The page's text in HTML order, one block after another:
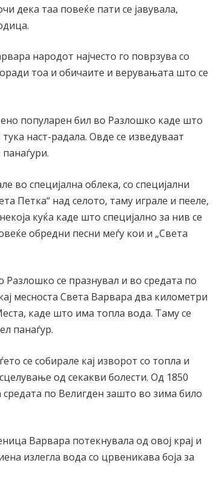
дека таа повеќе пати се јавувала,
народот најчесто го поврзува со
тоа и обичаите и верувањата што се
популарен бил во Разлошко каде што
наст-радала. Овде се изведуваат
во специјална облека, со специјални
Петка“ над селото, таму играле и пееле,
куќа каде што специјално за нив се
обредни песни меѓу кои и „Света
се празнувал и во средата по
месноста Света Варвара два километри
каде што има топла вода. Таму се
панаѓур.
се собирале кај изворот со топла и
од секакви болести. Од 1850
по Велигден зашто во зима било
Варвара потекнувала од овој крај и
излегла вода со црвеникава боја за